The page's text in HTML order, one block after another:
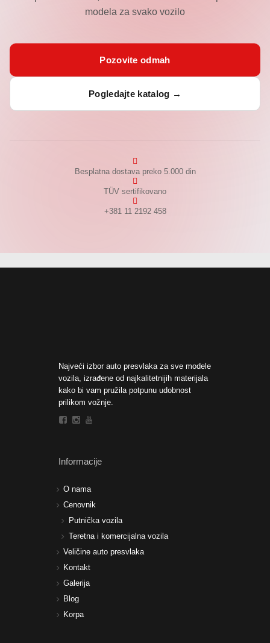
modela za svako vozilo
Pozovite odmah
Pogledajte katalog →
Besplatna dostava preko 5.000 din
TÜV sertifikovano
+381 11 2192 458
Najveći izbor auto presvlaka za sve modele
vozila, izrađene od najkalitetnijih materijala
kako bi vam pružila potpunu udobnost
prilikom vožnje.
Informacije
O nama
Cenovnik
Putnička vozila
Teretna i komercijalna vozila
Veličine auto presvlaka
Kontakt
Galerija
Blog
Korpa